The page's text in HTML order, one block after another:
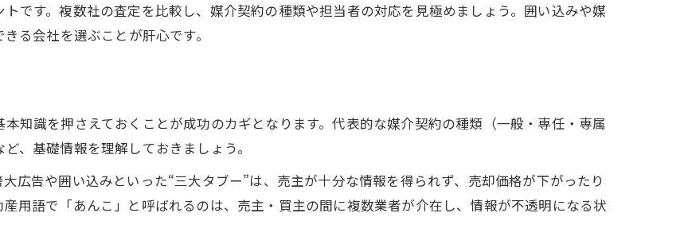
不動産売却時にあんこ介在を見抜く方法
高額収入時に知るべき不動産売却の節税ポイント
不動産売却で高額収入時の手取り計算のコツ
不動産売却のメリットデメリットと税金対策
です。複数社の査定を比較し、媒介契約の種類や担当者の対応を見極めましょう。囲い込みや媒
る会社を選ぶことが肝心です。
知識を押さえておくことが成功のカギとなります。代表的な媒介契約の種類（一般・専任・専属
、基礎情報を理解しておきましょう。
広告や囲い込みといった“三大タブー”は、売主が十分な情報を得られず、売却価格が下がったり
用語で「あんこ」と呼ばれるのは、売主・買主の間に複数業者が介在し、情報が不透明になる状